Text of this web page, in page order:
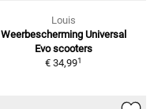
Louis
Weerbescherming Universal
Evo scooters
€ 34,991